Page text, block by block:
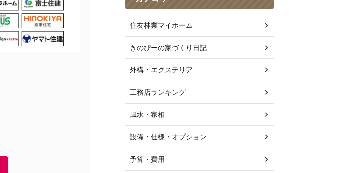
住友林業マイホーム
きのぴーの家づくり日記
外構・エクステリア
工務店ランキング
風水・家相
設備・仕様・オプション
予算・費用